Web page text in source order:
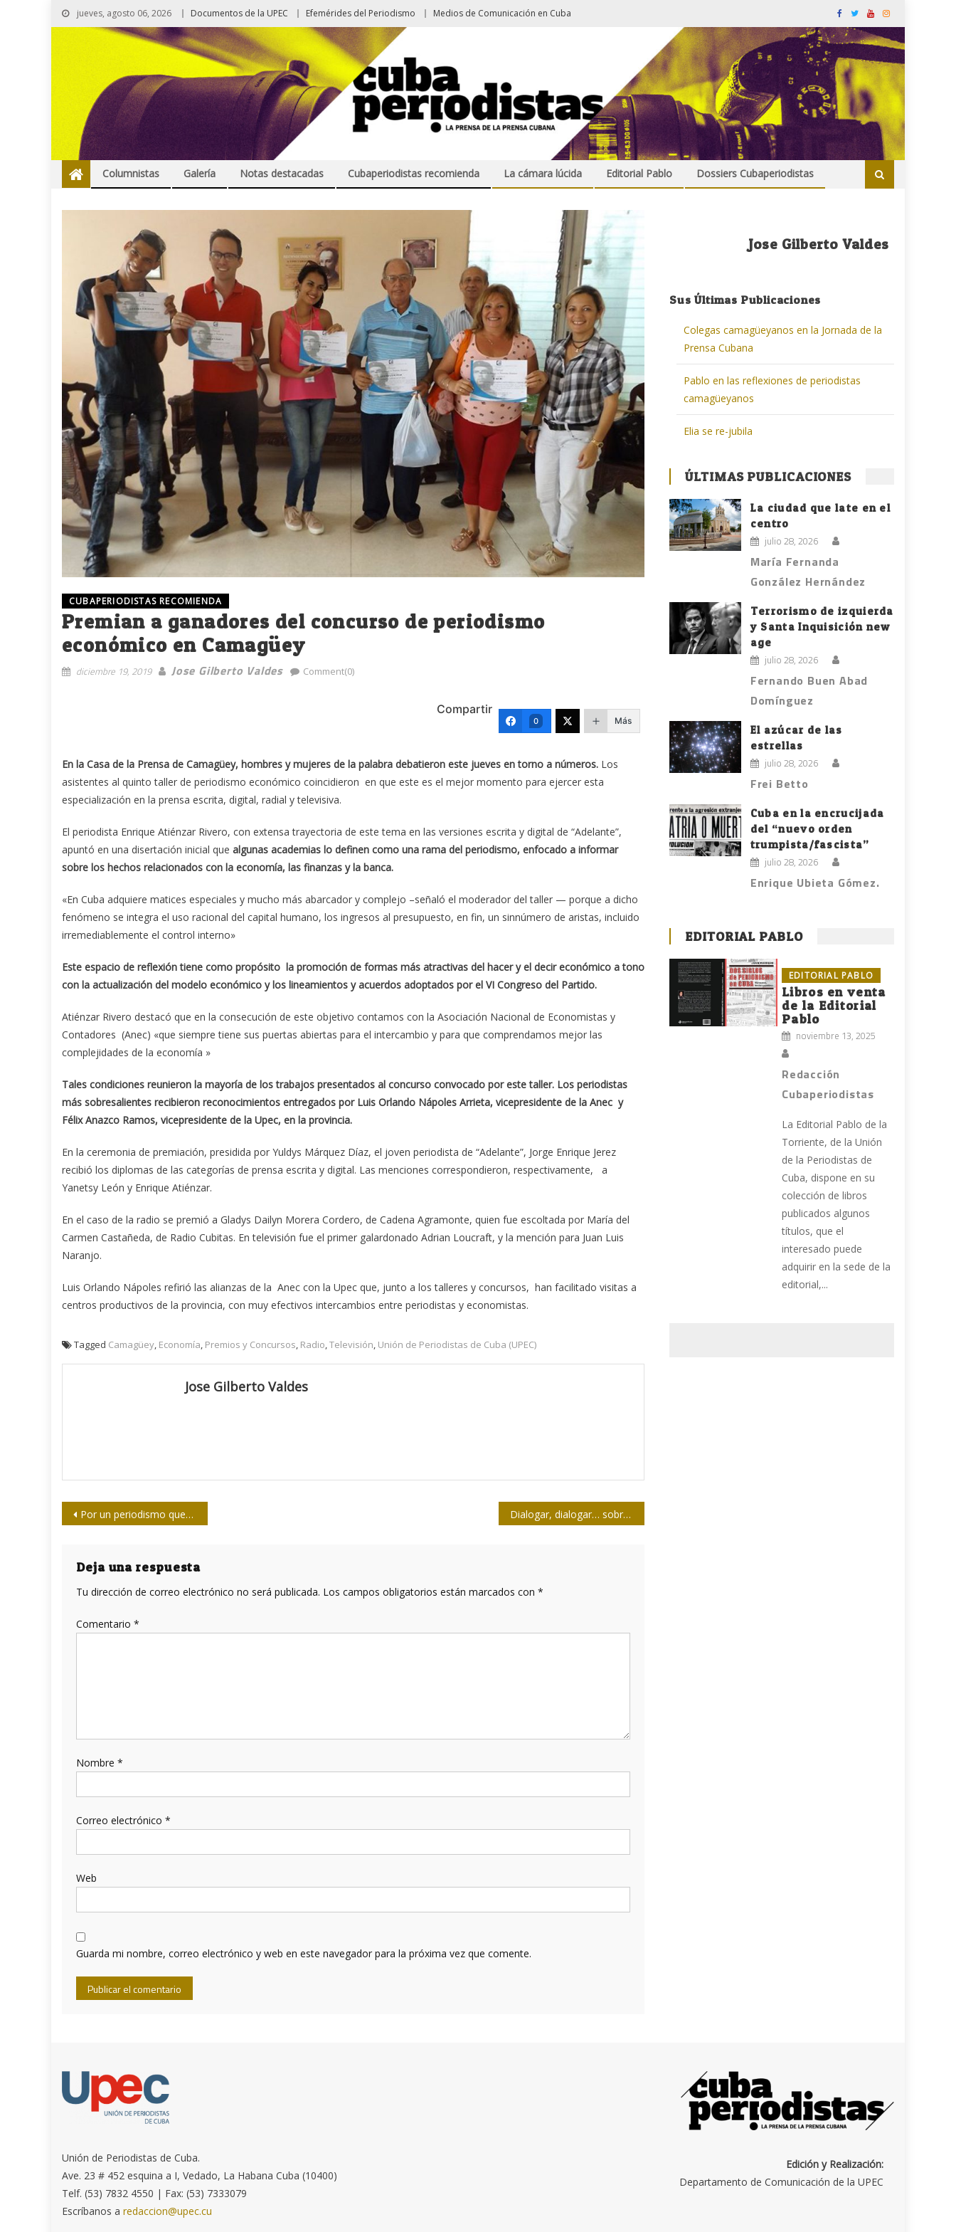
jueves, agosto 06, 2026 Documentos de la UPEC Efemérides del Periodismo Medios de Comunicación en Cuba
Columnistas Galería Notas destacadas Cubaperiodistas recomienda La cámara lúcida Editorial Pablo Dossiers Cubaperiodistas
CUBAPERIODISTAS RECOMIENDA
Premian a ganadores del concurso de periodismo
económico en Camagüey
diciembre 19, 2019 Jose Gilberto Valdes Comment(0)
Compartir
0 Más
En la Casa de la Prensa de Camagüey, hombres y mujeres de la palabra debatieron este jueves en torno a números. Los
asistentes al quinto taller de periodismo económico coincidieron en que este es el mejor momento para ejercer esta
especialización en la prensa escrita, digital, radial y televisiva.
El periodista Enrique Atiénzar Rivero, con extensa trayectoria de este tema en las versiones escrita y digital de “Adelante”,
apuntó en una disertación inicial que algunas academias lo definen como una rama del periodismo, enfocado a informar
sobre los hechos relacionados con la economía, las finanzas y la banca.
«En Cuba adquiere matices especiales y mucho más abarcador y complejo –señaló el moderador del taller — porque a dicho
fenómeno se integra el uso racional del capital humano, los ingresos al presupuesto, en fin, un sinnúmero de aristas, incluido
irremediablemente el control interno»
Este espacio de reflexión tiene como propósito la promoción de formas más atractivas del hacer y el decir económico a tono
con la actualización del modelo económico y los lineamientos y acuerdos adoptados por el VI Congreso del Partido.
Atiénzar Rivero destacó que en la consecución de este objetivo contamos con la Asociación Nacional de Economistas y
Contadores (Anec) «que siempre tiene sus puertas abiertas para el intercambio y para que comprendamos mejor las
complejidades de la economía »
Tales condiciones reunieron la mayoría de los trabajos presentados al concurso convocado por este taller. Los periodistas
más sobresalientes recibieron reconocimientos entregados por Luis Orlando Nápoles Arrieta, vicepresidente de la Anec y
Félix Anazco Ramos, vicepresidente de la Upec, en la provincia.
En la ceremonia de premiación, presidida por Yuldys Márquez Díaz, el joven periodista de “Adelante”, Jorge Enrique Jerez
recibió los diplomas de las categorías de prensa escrita y digital. Las menciones correspondieron, respectivamente, a
Yanetsy León y Enrique Atiénzar.
En el caso de la radio se premió a Gladys Dailyn Morera Cordero, de Cadena Agramonte, quien fue escoltada por María del
Carmen Castañeda, de Radio Cubitas. En televisión fue el primer galardonado Adrian Loucraft, y la mención para Juan Luis
Naranjo.
Luis Orlando Nápoles refirió las alianzas de la Anec con la Upec que, junto a los talleres y concursos, han facilitado visitas a
centros productivos de la provincia, con muy efectivos intercambios entre periodistas y economistas.
Tagged Camagüey, Economía, Premios y Concursos, Radio,Televisión, Unión de Periodistas de Cuba (UPEC)
Jose Gilberto Valdes
Navegación
entradas
Por un periodismo que dignifica Dialogar, dialogar… sobre el dirigente como servidor público: entre el ser y el deber ser
Deja una respuesta
Tu dirección de correo electrónico no será publicada. Los campos obligatorios están marcados con *
Comentario *
Nombre *
Correo electrónico *
Web
Guarda mi nombre, correo electrónico y web en este navegador para la próxima vez que comente.
Jose Gilberto Valdes
Sus Últimas Publicaciones
Colegas camagüeyanos en la Jornada de la
Prensa Cubana
Pablo en las reflexiones de periodistas
camagüeyanos
Elia se re-jubila
ÚLTIMAS PUBLICACIONES
La ciudad que late en el
centro
julio 28, 2026
María Fernanda
González Hernández
Terrorismo de izquierda
y Santa Inquisición new
age
julio 28, 2026
Fernando Buen Abad
Domínguez
El azúcar de las
estrellas
julio 28, 2026
Frei Betto
Cuba en la encrucijada
del “nuevo orden
trumpista/fascista”
julio 28, 2026
Enrique Ubieta Gómez.
EDITORIAL PABLO
EDITORIAL PABLO
Libros en venta
de la Editorial
Pablo
noviembre 13, 2025
Redacción
Cubaperiodistas
La Editorial Pablo de la
Torriente, de la Unión
de la Periodistas de
Cuba, dispone en su
colección de libros
publicados algunos
títulos, que el
interesado puede
adquirir en la sede de la
editorial,...
Unión de Periodistas de Cuba.
Ave. 23 # 452 esquina a I, Vedado, La Habana Cuba (10400)
Telf. (53) 7832 4550 | Fax: (53) 7333079
Escríbanos aredaccion@upec.cu
Edición y Realización:
Departamento de Comunicación de la UPEC